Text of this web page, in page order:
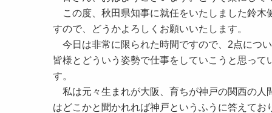
この度、秋田県知事に就任をいたしました鈴木
すので、どうかよろしくお願いいたします。
今日は非常に限られた時間ですので、2点につ
皆様とどういう姿勢で仕事をしていこうと思っ
す。
私は元々生まれが大阪、育ちが神戸の関西の人
はどこかと聞かれれば神戸というふうに答えてお